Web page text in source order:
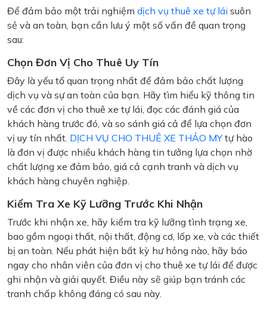
Để đảm bảo một trải nghiệm dịch vụ thuê xe tự lái suôn
sẻ và an toàn, bạn cần lưu ý một số vấn đề quan trọng
sau:
Chọn Đơn Vị Cho Thuê Uy Tín
Đây là yếu tố quan trọng nhất để đảm bảo chất lượng
dịch vụ và sự an toàn của bạn. Hãy tìm hiểu kỹ thông tin
về các đơn vị cho thuê xe tự lái, đọc các đánh giá của
khách hàng trước đó, và so sánh giá cả để lựa chọn đơn
vị uy tín nhất. DỊCH VỤ CHO THUÊ XE THẢO MYtự hào
là đơn vị được nhiều khách hàng tin tưởng lựa chọn nhờ
chất lượng xe đảm bảo, giá cả cạnh tranh và dịch vụ
khách hàng chuyên nghiệp.
Kiểm Tra Xe Kỹ Lưỡng Trước Khi Nhận
Trước khi nhận xe, hãy kiểm tra kỹ lưỡng tình trạng xe,
bao gồm ngoại thất, nội thất, động cơ, lốp xe, và các thiết
bị an toàn. Nếu phát hiện bất kỳ hư hỏng nào, hãy báo
ngay cho nhân viên của đơn vị cho thuê xe tự lái để được
ghi nhận và giải quyết. Điều này sẽ giúp bạn tránh các
tranh chấp không đáng có sau này.